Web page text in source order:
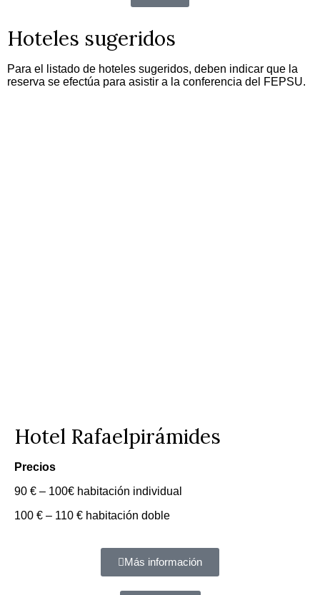
Hoteles sugeridos
Para el listado de hoteles sugeridos, deben indicar que la
reserva se efectúa para asistir a la conferencia del FEPSU.
Hotel Rafaelpirámides
Precios
90 € – 100€ habitación individual
100 € – 110 € habitación doble
Más información